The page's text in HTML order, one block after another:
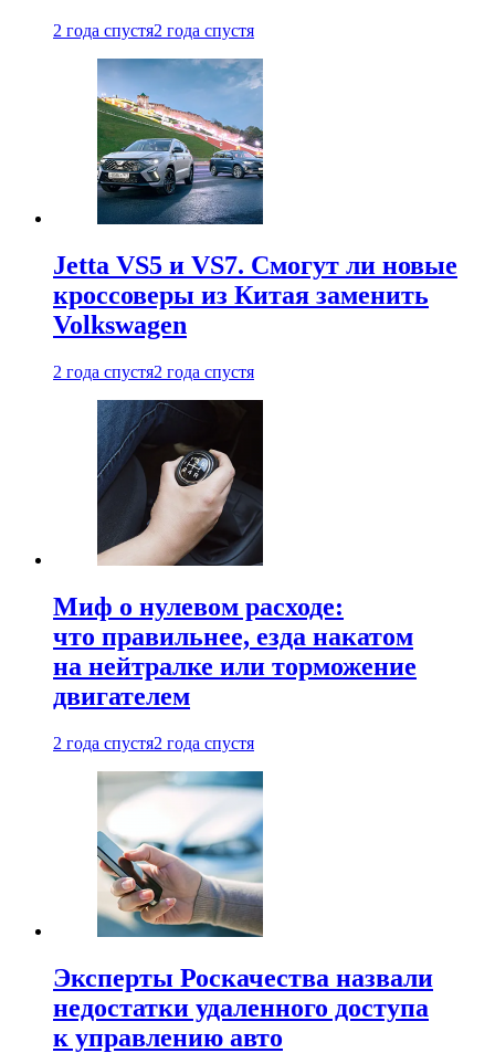
2 года спустя2 года спустя
Jetta VS5 и VS7. Смогут ли новые
кроссоверы из Китая заменить
Volkswagen
2 года спустя2 года спустя
Миф о нулевом расходе:
что правильнее, езда накатом
на нейтралке или торможение
двигателем
2 года спустя2 года спустя
Эксперты Роскачества назвали
недостатки удаленного доступа
к управлению авто